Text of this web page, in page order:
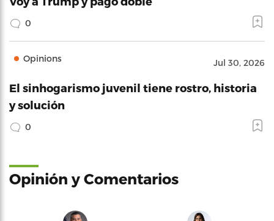
0
Opinions Jul 30, 2026
El sinhogarismo juvenil tiene rostro, historia
y solución
0
Opinión y Comentarios